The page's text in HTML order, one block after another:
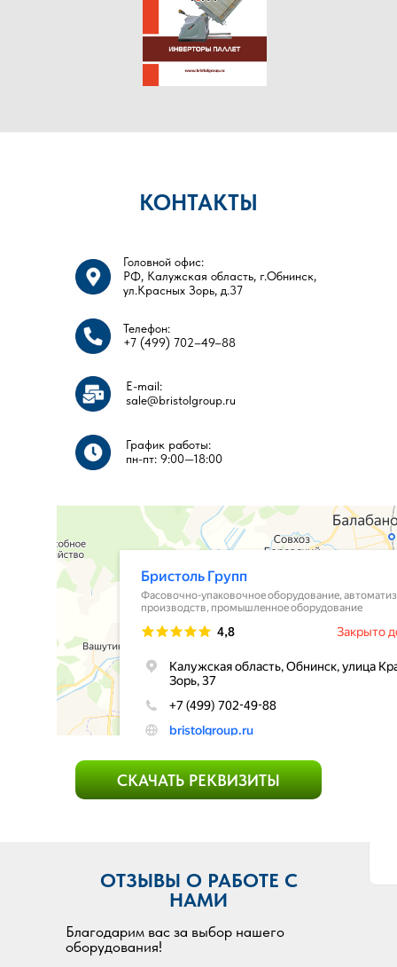
КОНТАКТЫ
Головной офис:
РФ, Калужская область, г.Обнинск,
ул.Красных Зорь, д.37
Телефон:
+7 (499) 702–49–88
E-mail:
sale@bristolgroup.ru
График работы:
пн-пт: 9:00—18:00​​
СКАЧАТЬ РЕКВИЗИТЫ
Благодарим вас за выбор нашего
оборудования!
ОТЗЫВЫ О РАБОТЕ С
НАМИ